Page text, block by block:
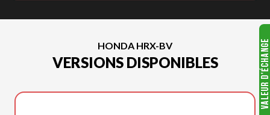
HONDA HRX-BV
VERSIONS DISPONIBLES